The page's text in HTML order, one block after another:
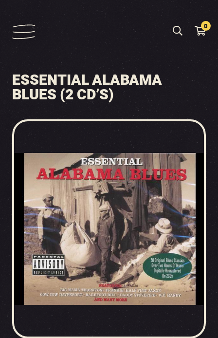
0
ESSENTIAL ALABAMA
BLUES (2 CD’S)